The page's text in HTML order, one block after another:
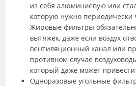
из себя алюминиевую или
которую нужно периодически
Жировые фильтры
вытяжек, даже если воздух
вентиляционный канал или
противном случае
который даже может
Одноразовые угольные